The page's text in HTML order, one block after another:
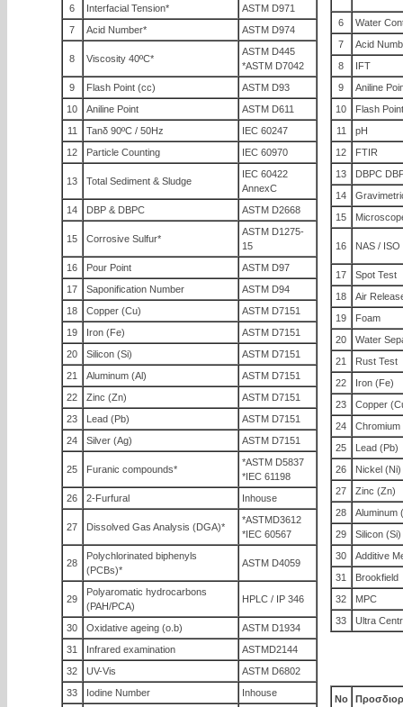
6 Interfacial Tension*
ASTM D971
7
Acid Number* ASTM D974
8 Viscosity 40ºC*
ASTM D445
*ASTM D7042
9
Flash Point (cc)
ASTM D93
10
Aniline Point
ASTM D611
11
Tanδ 90ºC / 50Hz
IEC 60247
12
Particle Counting IEC 60970
13 Total Sediment & Sludge
IEC 60422
AnnexC
14
DBP & DBPC ASTM D2668
15 Corrosive Sulfur*
ASTM D1275-
15
16
Pour Point
ASTM D97
17
Saponification Number
ASTM D94
18
Copper (Cu)
ASTM D7151
19
Iron (Fe)
ASTM D7151
20
Silicon (Si)
ASTM D7151
21
Aluminum (Al)
ASTM D7151
22
Zinc (Zn)
ASTM D7151
23
Lead (Pb)
ASTM D7151
24
Silver (Ag) ASTM D7151
25 Furanic compounds*
*ASTM D5837
*IEC 61198
26
2-Furfural Inhouse
27 Dissolved Gas Analysis (DGA)*
*ASTMD3612
*IEC 60567
28
Polychlorinated biphenyls
(PCBs)*
ASTM D4059
29
Polyaromatic hydrocarbons
(PAH/PCA)
HPLC / IP 346
30 Oxidative ageing (o.b)
ASTM D1934
31
Infrared examination
ASTMD2144
32
UV-Vis
ASTM D6802
33
Iodine Number
Inhouse
6
Water
7
Acid
8
IFT
9
Aniline
10
Flash Point
11
pH
12
FTIR
13
DBPC
14
15
16 NAS / ISO
17
Spot Test
18
Air
19
Foam
20
Water
21
Rust Test
22
Iron (Fe)
23
Copper
24
Chromium
25
Lead (Pb)
26
Nickel (Ni)
27
Zinc (Zn)
28
Aluminum
29
Silicon (Si)
30
Additive
31
Brookfield
32
MPC
33
Ultra
No